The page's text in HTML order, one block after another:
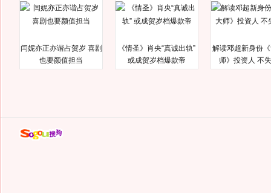
闫妮亦正亦谐占贺岁 喜剧
也要颜值担当
《情圣》肖央“真诚出轨”
或成贺岁档爆款帝
解读邓超新身份
师》投资人 不